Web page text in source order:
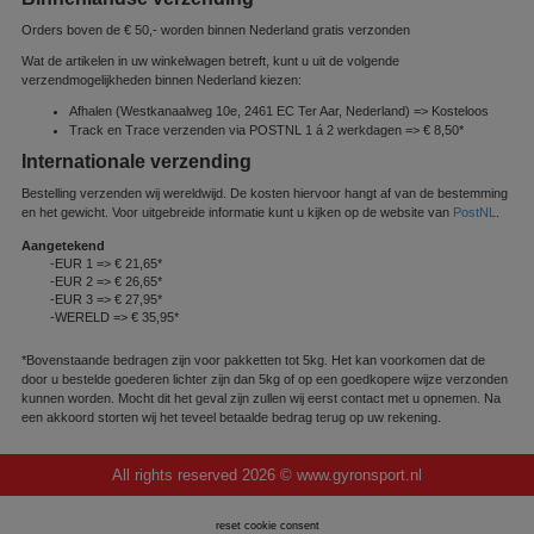
Orders boven de € 50,- worden binnen Nederland gratis verzonden
Wat de artikelen in uw winkelwagen betreft, kunt u uit de volgende
verzendmogelijkheden binnen Nederland kiezen:
Afhalen (Westkanaalweg 10e, 2461 EC Ter Aar, Nederland) => Kosteloos
Track en Trace verzenden via POSTNL 1 á 2 werkdagen => € 8,50*
Internationale verzending
Bestelling verzenden wij wereldwijd. De kosten hiervoor hangt af van de bestemming
en het gewicht. Voor uitgebreide informatie kunt u kijken op de website van PostNL
Aangetekend
-EUR 1 => € 21,65*
-EUR 2 => € 26,65*
-EUR 3 => € 27,95*
-WERELD => € 35,95*
*Bovenstaande bedragen zijn voor pakketten tot 5kg. Het kan voorkomen dat de
door u bestelde goederen lichter zijn dan 5kg of op een goedkopere wijze verzonden
kunnen worden. Mocht dit het geval zijn zullen wij eerst contact met u opnemen. Na
een akkoord storten wij het teveel betaalde bedrag terug op uw rekening.
All rights reserved 2026 © www.gyronsport.nl
reset cookie consent